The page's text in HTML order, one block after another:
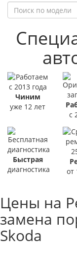
Чиним
уже 12 лет
с
Быстрая
диагностика
от
Цены на
замена
Skoda